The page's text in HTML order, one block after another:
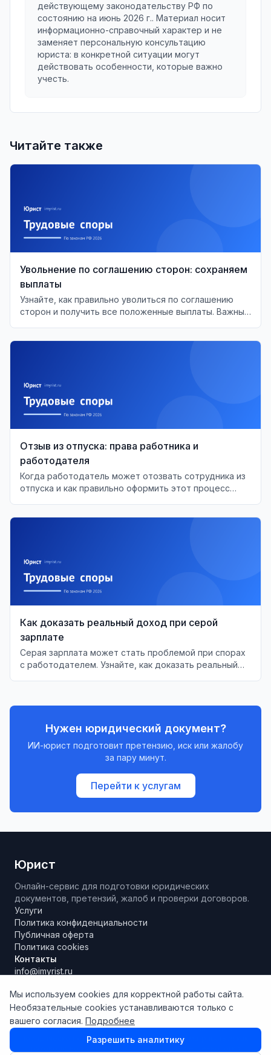
действующему законодательству РФ по
состоянию на июнь 2026 г.. Материал носит
информационно-справочный характер и не
заменяет персональную консультацию
юриста: в конкретной ситуации могут
действовать особенности, которые важно
учесть.
Читайте также
Увольнение по соглашению сторон: сохраняем
выплаты
Узнайте, как правильно уволиться по соглашению
сторон и получить все положенные выплаты. Важные
Отзыв из отпуска: права работника и
работодателя
Когда работодатель может отозвать сотрудника из
отпуска и как правильно оформить этот процесс
Как доказать реальный доход при серой
зарплате
Серая зарплата может стать проблемой при спорах
с работодателем. Узнайте, как доказать реальный
Нужен юридический документ?
ИИ-юрист подготовит претензию, иск или жалобу
за пару минут.
Перейти к услугам
Юрист
Онлайн-сервис для подготовки юридических
документов, претензий, жалоб и проверки договоров.
Услуги
Политика конфиденциальности
Публичная оферта
Политика cookies
Контакты
info@imyrist.ru
Материалы и результаты работы сервиса носят исключительно
информационно-справочный характер, не являются
юридической консультацией и не могут рассматриваться как
Мы используем cookies для корректной работы сайта.
Необязательные cookies устанавливаются только с
вашего согласия. Подробнее
Разрешить аналитику